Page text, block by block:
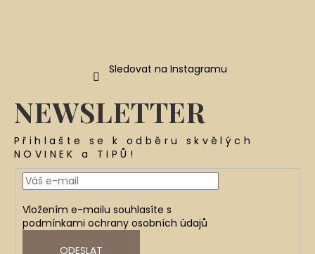
Sledovat na Instagramu
NEWSLETTER
Přihlašte se k odběru skvělých
NOVINEK a TIPŮ!
Vložením e-mailu souhlasíte s
podmínkami ochrany osobních údajů
ODESLAT